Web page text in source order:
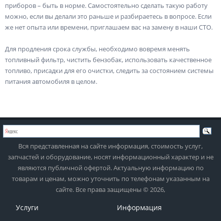
приборов – быть в норме. Самостоятельно сделать такую работу
можно, если вы делали это раньше и разбираетесь в вопросе. Если
же нет опыта или времени, приглашаем вас на замену в наши СТО.
Для продления срока службы, необходимо вовремя менять
топливный фильтр, чистить бензобак, использовать качественное
топливо, присадки для его очистки, следить за состоянием системы
питания автомобиля в целом.
Вся представленная на сайте информация, стоимость услуг,
запчастей и оборудование, носят информационный характер и не
являются публичной офертой. Актуальную информацию по
товарам и ценам, можно уточнить по телефонам указанным на
сайте. Все права защищены © 2026,
Услуги Информация